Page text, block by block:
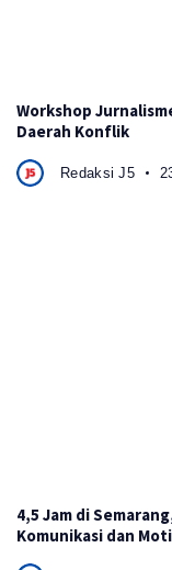
Workshop
Daerah Konflik
Redaksi J5
4,5 Jam di
Komunikasi dan